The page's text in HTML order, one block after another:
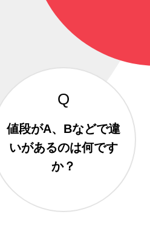
値段がA、Bなどで違
いがあるのは何です
か？